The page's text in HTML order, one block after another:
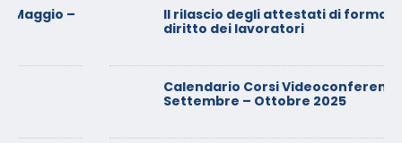
Il rilascio degli attestati di formazione: è un
diritto dei lavoratori
Calendario Corsi Videoconferenza
Settembre – Ottobre 2025